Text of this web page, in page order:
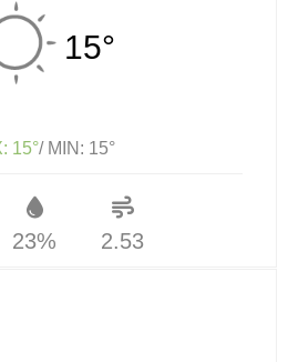
15°
15°/ MIN: 15°
23% 2.53